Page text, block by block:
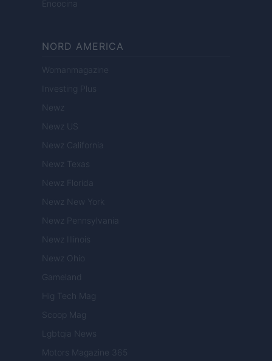
Encocina
NORD AMERICA
Womanmagazine
Investing Plus
Newz
Newz US
Newz California
Newz Texas
Newz Florida
Newz New York
Newz Pennsylvania
Newz Illinois
Newz Ohio
Gameland
Hig Tech Mag
Scoop Mag
Lgbtqia News
Motors Magazine 365